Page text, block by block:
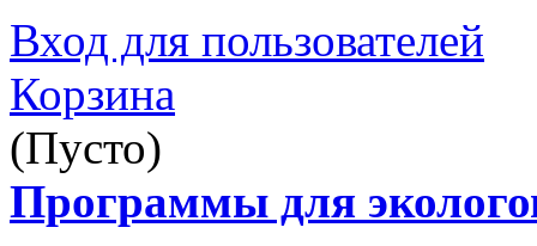
Вход для пользователей
Корзина
(Пусто)
Программы для